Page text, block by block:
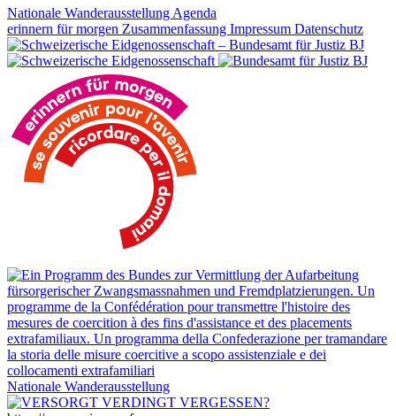
Nationale Wanderausstellung Agenda
erinnern für morgen Zusammenfassung Impressum Datenschutz
Nationale Wanderausstellung